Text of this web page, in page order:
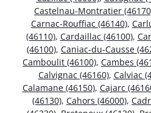
Castelnau-Montratier
Carnac-Rouffiac (46140),
(46110), Cardaillac (46100),
(46100), Caniac-du-Causse
Camboulit (46100), Cambes
Calvignac (46160), Calviac
Calamane (46150), Cajarc
(46130), Cahors (46000),